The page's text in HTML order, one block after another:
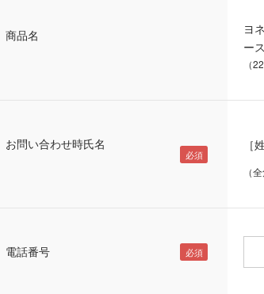
商品名
ヨ
ー
（
お問い合わせ時氏名 ［
（
電話番号